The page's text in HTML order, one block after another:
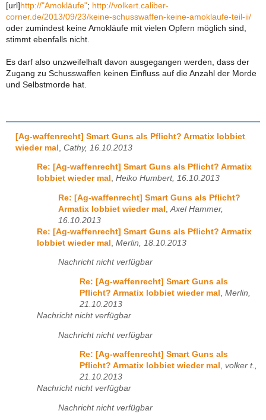
[url] http://"Amokläufe"; http://volkert.caliber-
corner.de/2013/09/23/keine-schusswaffen-keine-amoklaufe-teil-ii/
oder zumindest keine Amokläufe mit vielen Opfern möglich sind,
stimmt ebenfalls nicht.
Es darf also unzweifelhaft davon ausgegangen werden, dass der
Zugang zu Schusswaffen keinen Einfluss auf die Anzahl der Morde
und Selbstmorde hat.
[Ag-waffenrecht] Smart Guns als Pflicht? Armatix lobbiet
wieder mal Cathy, 16.10.2013
Re: [Ag-waffenrecht] Smart Guns als Pflicht? Armatix
lobbiet wieder mal , Heiko Humbert, 16.10.2013
Re: [Ag-waffenrecht] Smart Guns als Pflicht?
Armatix lobbiet wieder mal
Axel Hammer,
16.10.2013
Re: [Ag-waffenrecht] Smart Guns als Pflicht? Armatix
lobbiet wieder mal
Merlin, 18.10.2013
Nachricht nicht verfügbar
Re: [Ag-waffenrecht] Smart Guns als
Pflicht? Armatix lobbiet wieder mal
Merlin,
21.10.2013
Nachricht nicht verfügbar
Nachricht nicht verfügbar
Re: [Ag-waffenrecht] Smart Guns als
Pflicht? Armatix lobbiet wieder mal , volker t.,
21.10.2013
Nachricht nicht verfügbar
Nachricht nicht verfügbar